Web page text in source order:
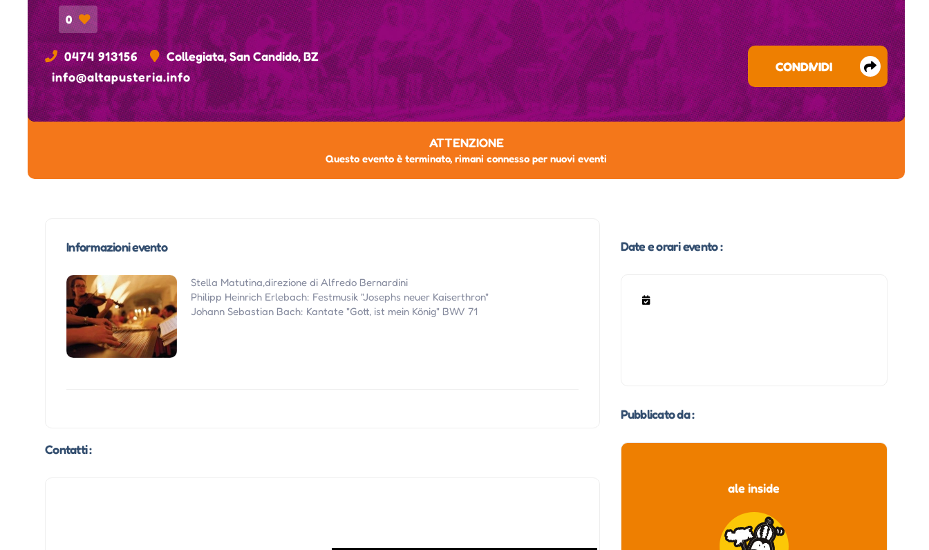
0
0474 913156
Collegiata, San Candido, BZ
info@altapusteria.info
CONDIVIDI
ATTENZIONE
Questo evento è terminato, rimani connesso per nuovi eventi
Informazioni evento
Stella Matutina,direzione di Alfredo Bernardini
Philipp Heinrich Erlebach: Festmusik "Josephs neuer Kaiserthron"
Johann Sebastian Bach: Kantate "Gott, ist mein König" BWV 71
Contatti :
Date e orari evento :
Pubblicato da :
ale inside